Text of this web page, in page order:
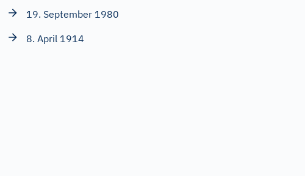
19. September 1980
8. April 1914